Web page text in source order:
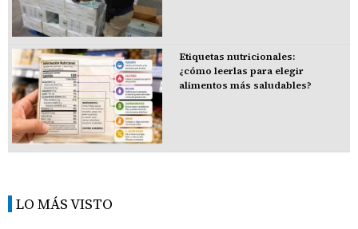
Etiquetas nutricionales:
¿cómo leerlas para elegir
alimentos más saludables?
LO MÁS VISTO